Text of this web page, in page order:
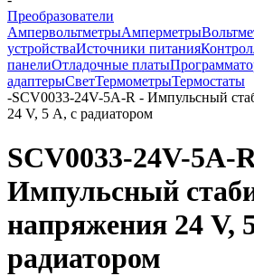
Преобразователи
АмпервольтметрыАмперметры
устройстваИсточники питания
панелиОтладочные платы
адаптерыСветТермометрыТермостаты
-SCV0033-24V-5A-R - Импульсный
24 V, 5 А, с радиатором
SCV0033-24V-5A-
Импульсный
напряжения 24 V,
радиатором